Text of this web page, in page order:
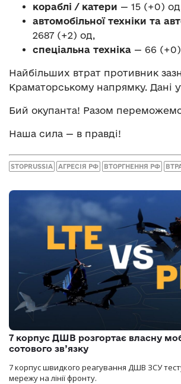
кораблі / катери — 15 (+0) од,
автомобільної техніки та
2687 (+2) од,
спеціальна техніка — 66
Найбільших втрат противник
Краматорському напрямку. Дані
Бий окупанта! Разом
Наша сила — в правді!
STOPRUSSIA АГРЕСІЯ РФ ВТОРГНЕННЯ РФ
7 корпус ДШВ розгортає власну
сотового зв’язку
7 корпус швидкого реагування ДШВ ЗСУ
мережу на лінії фронту.